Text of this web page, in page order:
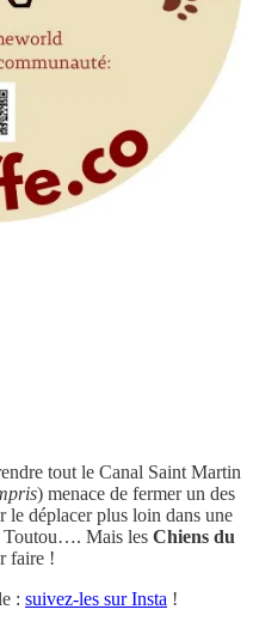
tout le Canal Saint Martin
) menace de fermer un des
le déplacer plus loin dans une
Toutou…. Mais les Chiens du
faire !
: suivez-les sur Insta !